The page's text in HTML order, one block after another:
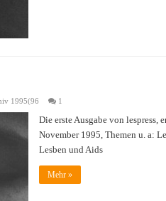
1995(96 1
Die erste Ausgabe von lespress,
November 1995, Themen u. a:
Lesben und Aids
Mehr »